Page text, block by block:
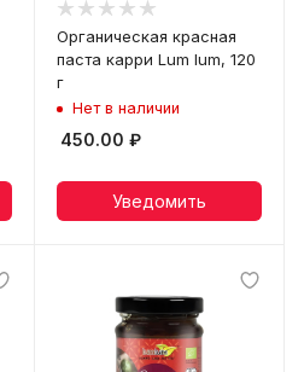
Органическая красная
паста карри Lum lum, 120
г
Нет в наличии
450.00 ₽
Уведомить